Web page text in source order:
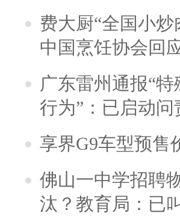
费大厨“全国小
中国烹饪协会回
广东雷州通报“
行为”：已启动
享界G9车型预售
佛山一中学招聘
汰？教育局：已